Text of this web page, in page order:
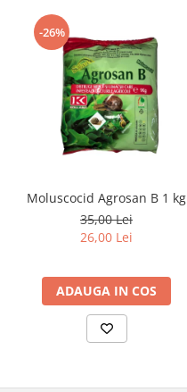
-26%
Moluscocid Agrosan B 1 kg
35,00 Lei
26,00 Lei
ADAUGA IN COS